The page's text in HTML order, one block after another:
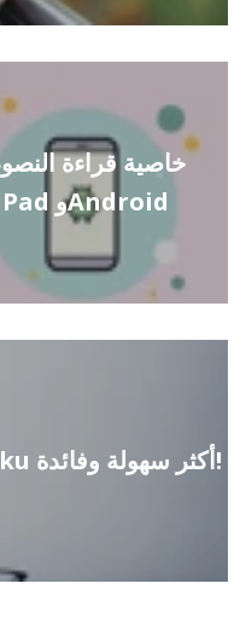
خاصية قراءة
واستخدام iPhone وiPad وAndroid
5 ميزات خفية لجعل Ondoku أكثر سهولة وفائدة!